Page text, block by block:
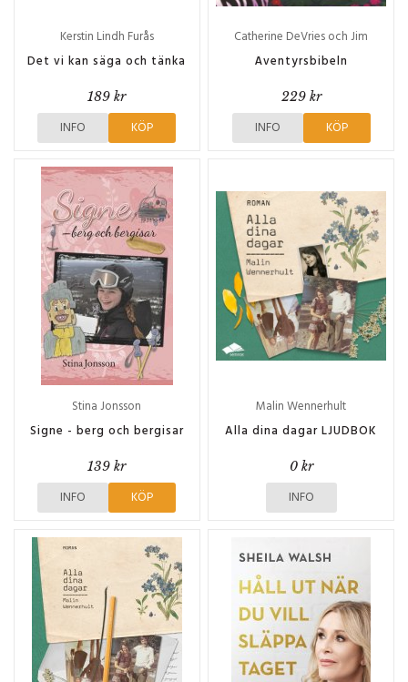
Kerstin Lindh Furås
Det vi kan säga och tänka
189 kr
INFO KÖP
Catherine DeVries och Jim
Madsen
Äventyrsbibeln
229 kr
INFO KÖP
Stina Jonsson
Signe - berg och bergisar
139 kr
INFO KÖP
Malin Wennerhult
Alla dina dagar LJUDBOK
0 kr
INFO